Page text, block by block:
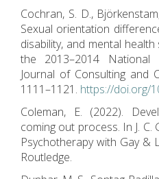
Cochran, S. D.,
Sexual orientation
disability, and mental
the 2013–2014 National
Journal of Consulting and
1111–1121. https://doi.org/
Coleman, E. (2022).
coming out process. In J. C.
Psychotherapy with Gay &
Routledge.